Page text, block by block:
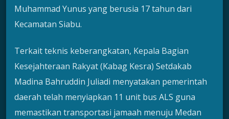
Muhammad Yunus yang berusia 17 tahun dari
Kecamatan Siabu.
Terkait teknis keberangkatan, Kepala Bagian
Kesejahteraan Rakyat (Kabag Kesra) Setdakab
Madina Bahruddin Juliadi menyatakan pemerintah
daerah telah menyiapkan 11 unit bus ALS guna
memastikan transportasi jamaah menuju Medan